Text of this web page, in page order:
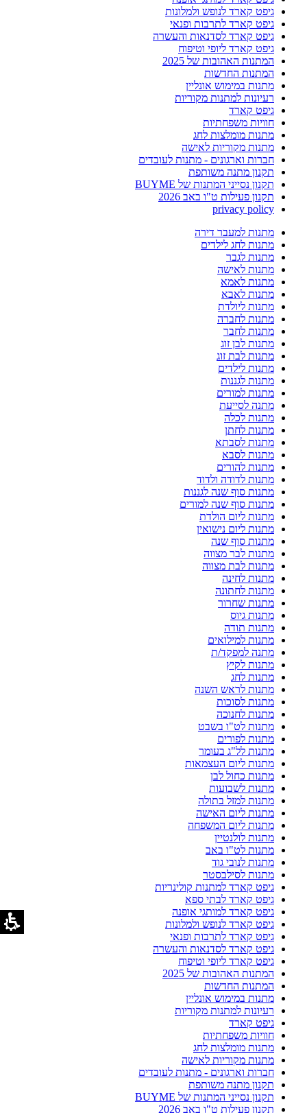
גיפט קארד לנופש ולמלונות
גיפט קארד לתרבות ופנאי
גיפט קארד לסדנאות והעשרה
גיפט קארד ליופי וטיפוח
המתנות האהובות של 2025
המתנות החדשות
מתנות במימוש אונליין
רעיונות למתנות מקוריות
גיפט קארד
חוויות משפחתיות
מתנות מומלצות לחג
מתנות מקוריות לאישה
חברות וארגונים - מתנות לעובדים
תקנון מתנה משותפת
תקנון נסייני המתנות של BUYME
תקנון פעילות ט"ו באב 2026
privacy policy
מתנות למעבר דירה
מתנות לחג לילדים
מתנות לגבר
מתנות לאישה
מתנות לאמא
מתנות לאבא
מתנות ליולדת
מתנות לחברה
מתנות לחבר
מתנות לבן זוג
מתנות לבת זוג
מתנות לילדים
מתנות לגננות
מתנות למורים
מתנה לסייעת
מתנות לכלה
מתנות לחתן
מתנות לסבתא
מתנות לסבא
מתנות להורים
מתנות לדודה ולדוד
מתנות סוף שנה לגננות
מתנות סוף שנה למורים
מתנות ליום הולדת
מתנות ליום נישואין
מתנות סוף שנה
מתנות לבר מצווה
מתנות לבת מצווה
מתנות לחינה
מתנות לחתונה
מתנות שחרור
מתנות גיוס
מתנות תודה
מתנות למילואים
מתנה למפקד/ת
מתנות לקיץ
מתנות לחג
מתנות לראש השנה
מתנות לסוכות
מתנות לחנוכה
מתנות לט"ו בשבט
מתנות לפורים
מתנות לל"ג בעומר
מתנות ליום העצמאות
מתנות כחול לבן
מתנות לשבועות
מתנות למזל בתולה
מתנות ליום האישה
מתנות ליום המשפחה
מתנות לולנטיין
מתנות לט"ו באב
מתנות לנובי גוד
מתנות לסילבסטר
גיפט קארד למתנות קולינריות
גיפט קארד לבתי ספא
גיפט קארד למותגי אופנה
גיפט קארד לנופש ולמלונות
גיפט קארד לתרבות ופנאי
גיפט קארד לסדנאות והעשרה
גיפט קארד ליופי וטיפוח
המתנות האהובות של 2025
המתנות החדשות
מתנות במימוש אונליין
רעיונות למתנות מקוריות
גיפט קארד
חוויות משפחתיות
מתנות מומלצות לחג
מתנות מקוריות לאישה
חברות וארגונים - מתנות לעובדים
תקנון מתנה משותפת
תקנון נסייני המתנות של BUYME
תקנון פעילות ט"ו באב 2026